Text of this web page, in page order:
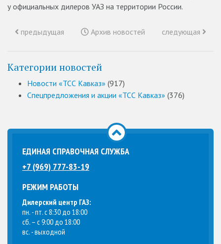
у официальных дилеров УАЗ на территории России.
предыдущая Архив новостей следующая
Категории новостей
Новости «ТСС Кавказ» (917)
Спецпредложения и акции «ТСС Кавказ» (376)
ЕДИНАЯ СПРАВОЧНАЯ СЛУЖБА
+7 (969) 777-83-19
РЕЖИМ РАБОТЫ
Дилерский центр ГАЗ:
пн. - пт. с 8:30 до 18:00
сб. – с 9:00 до 18:00
вс. - выходной